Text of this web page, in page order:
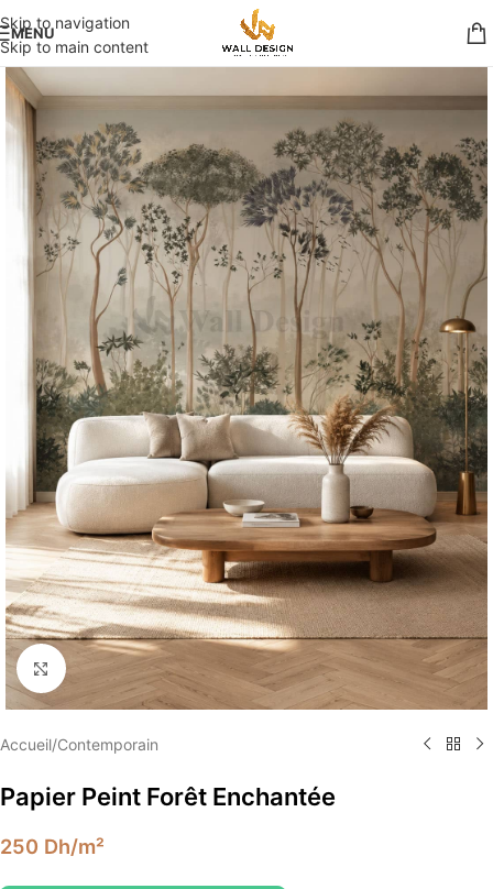
Skip to navigation
Skip to main content
MENU
Élargir
Accueil/Contemporain
Papier Peint Forêt Enchantée
250 Dh/m²